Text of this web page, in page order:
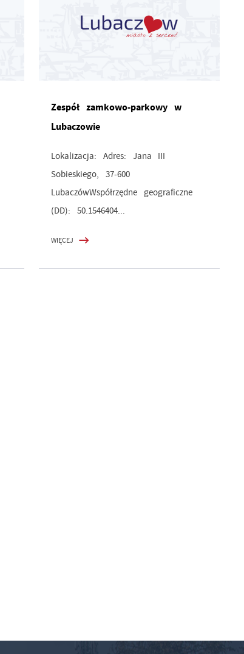
Zespół zamkowo-parkowy w
Lubaczowie
Lokalizacja: Adres: Jana III
Sobieskiego, 37-600
LubaczówWspółrzędne geograficzne
(DD): 50.1546404...
WIĘCEJ